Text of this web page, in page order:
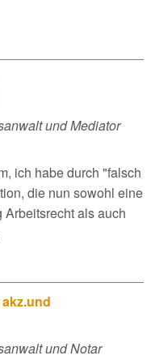
und Mediator
ich habe durch "falsch
die nun sowohl eine
als auch
und Notar